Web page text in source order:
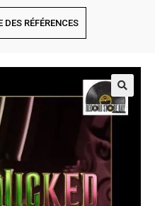
RÉFÉRENCES